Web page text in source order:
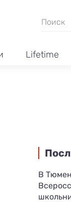
Lifetime
В